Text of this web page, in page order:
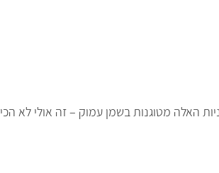
האלה מטוגנות בשמן עמוק – זה אולי לא הכי